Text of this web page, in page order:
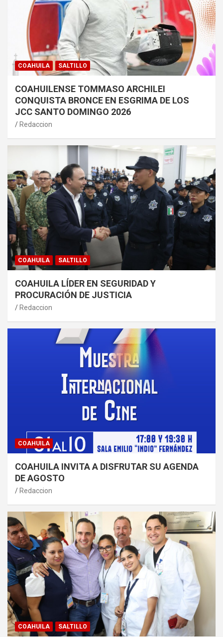
COAHUILA SALTILLO
COAHUILENSE TOMMASO ARCHILEI
CONQUISTA BRONCE EN ESGRIMA DE LOS
JCC SANTO DOMINGO 2026
Redaccion
COAHUILA SALTILLO
COAHUILA LÍDER EN SEGURIDAD Y
PROCURACIÓN DE JUSTICIA
Redaccion
COAHUILA
COAHUILA INVITA A DISFRUTAR SU AGENDA
DE AGOSTO
Redaccion
COAHUILA SALTILLO